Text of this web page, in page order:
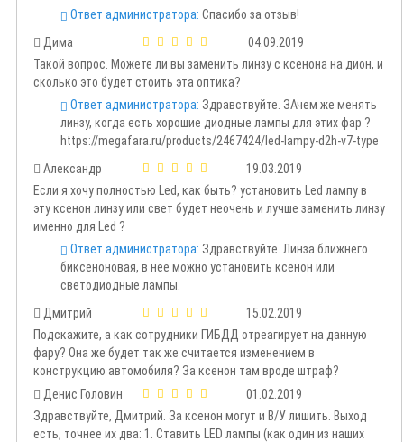
Ответ администратора: Спасибо за отзыв!
Дима
04.09.2019
Такой вопрос. Можете ли вы заменить линзу с ксенона на дион, и
сколько это будет стоить эта оптика?
Ответ администратора: Здравствуйте. ЗАчем же менять
линзу, когда есть хорошие диодные лампы для этих фар ?
https://megafara.ru/products/2467424/led-lampy-d2h-v7-type
Александр
19.03.2019
Если я хочу полностью Led, как быть? установить Led лампу в
эту ксенон линзу или свет будет неочень и лучше заменить линзу
именно для Led ?
Ответ администратора: Здравствуйте. Линза ближнего
биксеноновая, в нее можно установить ксенон или
светодиодные лампы.
Дмитрий
15.02.2019
Подскажите, а как сотрудники ГИБДД отреагирует на данную
фару? Она же будет так же считается изменением в
конструкцию автомобиля? За ксенон там вроде штраф?
Денис Головин
01.02.2019
Здравствуйте, Дмитрий. За ксенон могут и В/У лишить. Выход
есть, точнее их два: 1. Ставить LED лампы (как один из наших